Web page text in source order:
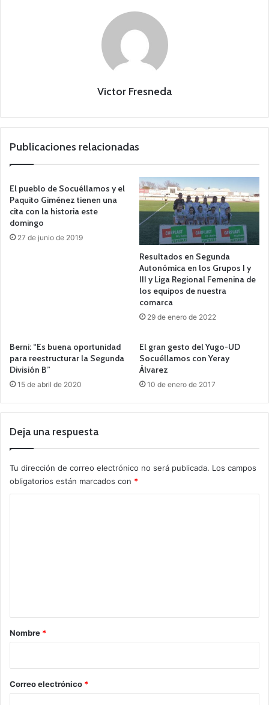
Victor Fresneda
Publicaciones relacionadas
El pueblo de Socuéllamos y el
Paquito Giménez tienen una
cita con la historia este
domingo
27 de junio de 2019
Resultados en Segunda
Autonómica en los Grupos I y
III y Liga Regional Femenina de
los equipos de nuestra
comarca
29 de enero de 2022
Berni: “Es buena oportunidad
para reestructurar la Segunda
División B”
15 de abril de 2020
El gran gesto del Yugo-UD
Socuéllamos con Yeray
Álvarez
10 de enero de 2017
Deja una respuesta
Tu dirección de correo electrónico no será publicada. Los campos
obligatorios están marcados con *
r
*
Nombre *
Correo electrónico *